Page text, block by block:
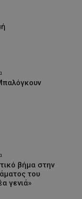
βήμα στην
του
γενιά»